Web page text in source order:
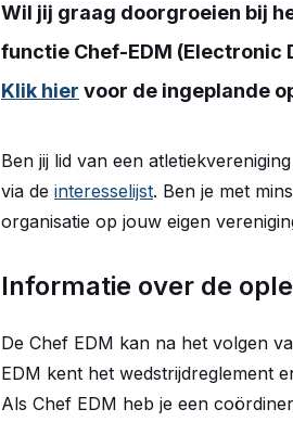
Wil jij graag doorgroeien bij
functie Chef-EDM (Electronic
Klik hier voor de ingeplande
Ben jij lid van een
via de interesselijst. Ben je met
organisatie op jouw eigen
Informatie over de
De Chef EDM kan na het volgen
EDM kent het wedstrijdreglement
Als Chef EDM heb je een